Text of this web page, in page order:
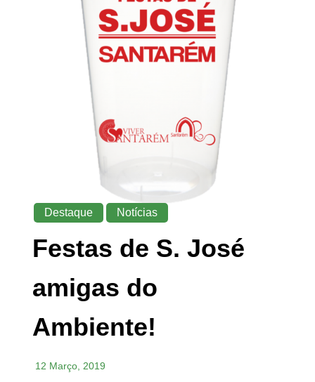
Destaque Notícias
Festas de S. José
amigas do
Ambiente!
12 Março, 2019